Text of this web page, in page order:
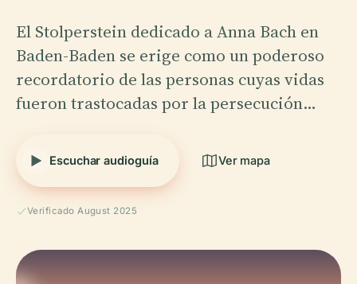
El Stolperstein dedicado a Anna Bach en
Baden-Baden se erige como un poderoso
recordatorio de las personas cuyas vidas
fueron trastocadas por la persecución…
Escuchar audioguía Ver mapa
Verificado August 2025